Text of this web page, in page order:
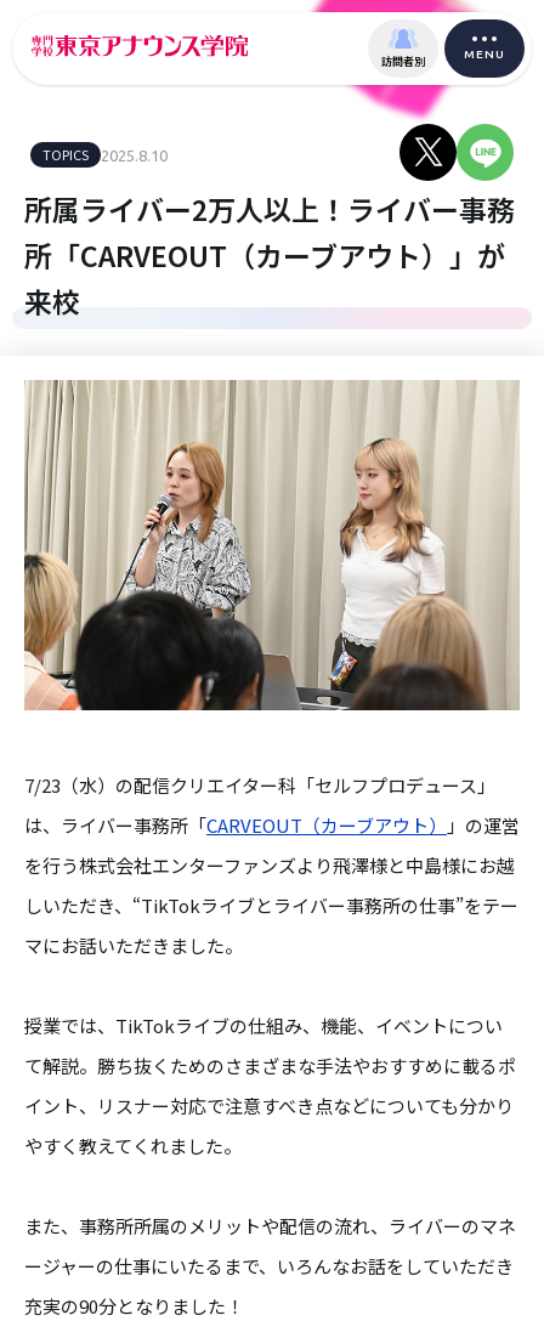
訪問者別 MENU
TOPICS 2025.8.10
所属ライバー2万人以上！ライバー事務
所「CARVEOUT（カーブアウト）」が
来校
7/23（水）の配信クリエイター科「セルフプロデュース」
は、ライバー事務所「CARVEOUT（カーブアウト）
」の運営
を行う株式会社エンターファンズより飛澤様と中島様にお越
しいただき、“TikTokライブとライバー事務所の仕事”をテー
マにお話いただきました。
授業では、TikTokライブの仕組み、機能、イベントについ
て解説。勝ち抜くためのさまざまな手法やおすすめに載るポ
イント、リスナー対応で注意すべき点などについても分かり
やすく教えてくれました。
また、事務所所属のメリットや配信の流れ、ライバーのマネ
ージャーの仕事にいたるまで、いろんなお話をしていただき
充実の90分となりました！